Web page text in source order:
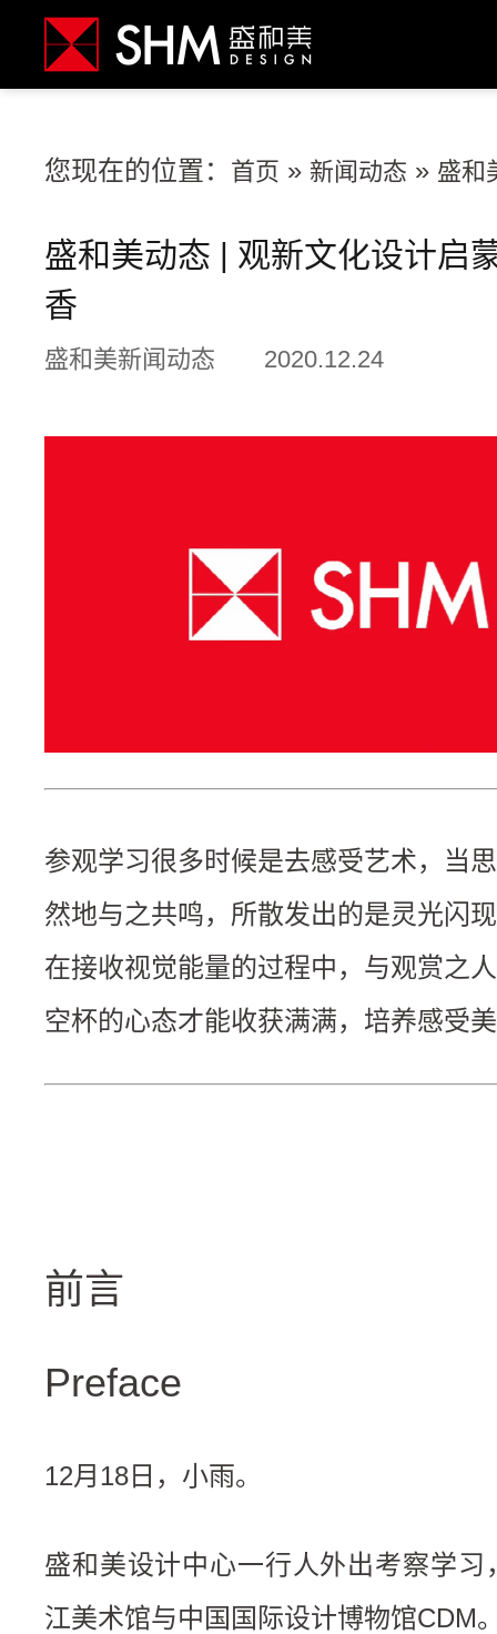
您现在的位置： 首页 » 新闻动态 » 盛和
盛和美动态 | 观新文化设计启
香
盛和美新闻动态 2020.12.24
参观学习很多时候是去感受艺术，当
然地与之共鸣，所散发出的是灵光闪
在接收视觉能量的过程中，与观赏之
空杯的心态才能收获满满，培养感受
前言
Preface
12月18日，小雨。
盛和美设计中心一行人外出考察学
江美术馆与中国国际设计博物馆CDM